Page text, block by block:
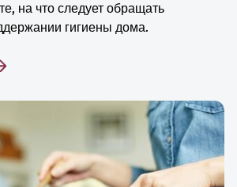
на что следует обращать
гигиены дома.